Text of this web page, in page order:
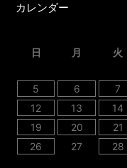
カレンダー
日
月 火
5
6 7
12
13 14
19
20 21
26
27 28